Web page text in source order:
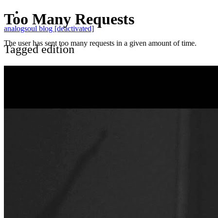
analogsoul blog [deactivated]
Tagged edition